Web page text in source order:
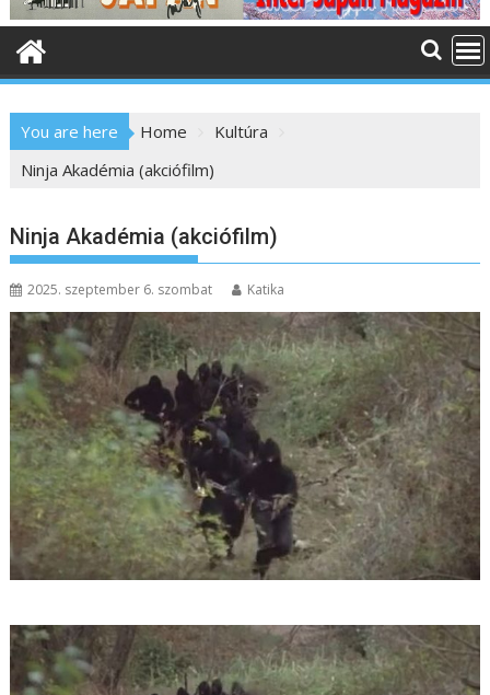
n
e
You are here Home
Kultúra
Ninja Akadémia (akciófilm)
Ninja Akadémia (akciófilm)
2025. szeptember 6. szombat Katika